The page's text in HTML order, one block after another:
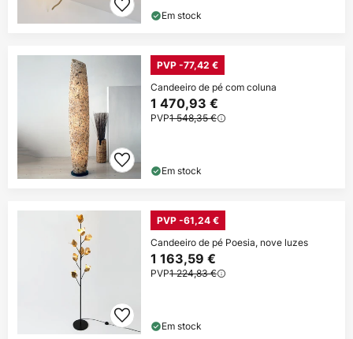
Em stock
PVP -77,42 €
Candeeiro de pé com coluna
1 470,93 €
PVP1 548,35 €
Em stock
PVP -61,24 €
Candeeiro de pé Poesia, nove luzes
1 163,59 €
PVP1 224,83 €
Em stock